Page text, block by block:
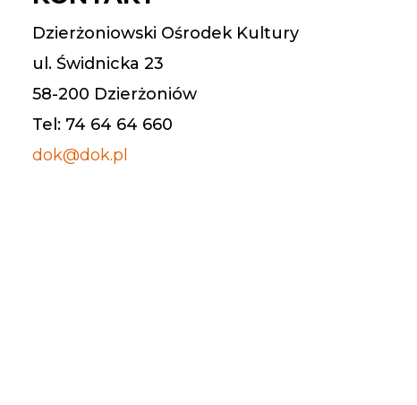
Dzierżoniowski Ośrodek Kultury
ul. Świdnicka 23
58-200 Dzierżoniów
Tel: 74 64 64 660
dok@dok.pl